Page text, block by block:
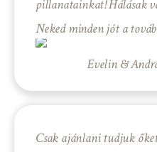
pillanatainkat! Hálásak
Neked minden jót a
Evelin &
Csak ajánlani tudjuk